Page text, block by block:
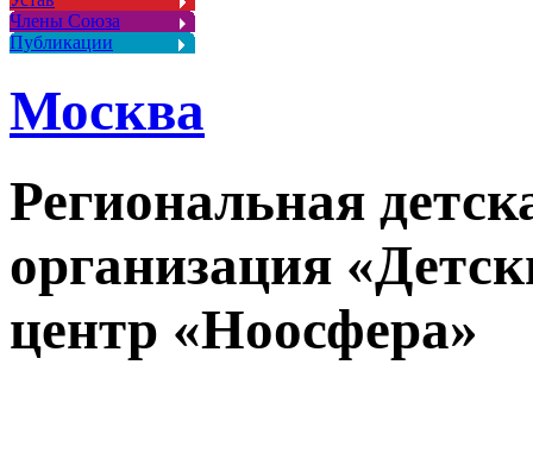
Члены Союза
Публикации
Москва
Региональная
организация
центр «Ноосфера»